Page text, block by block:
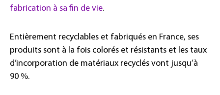
fabrication à sa fin de vie.
Entièrement recyclables et fabriqués en France, ses
produits sont à la fois colorés et résistants et les taux
d’incorporation de matériaux recyclés vont jusqu’à
90 %.